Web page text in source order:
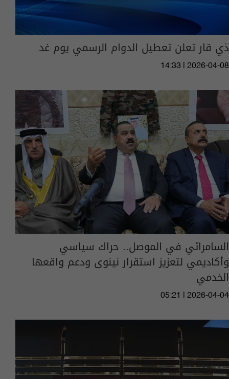
ذي قار تعلن تعطيل الدوام الرسمي يوم غد
14:33 | 2026-04-08
السامرائي في الموصل.. حراك سياسي
وأكاديمي لتعزيز استقرار نينوى ودعم واقعها
الخدمي
05:21 | 2026-04-04